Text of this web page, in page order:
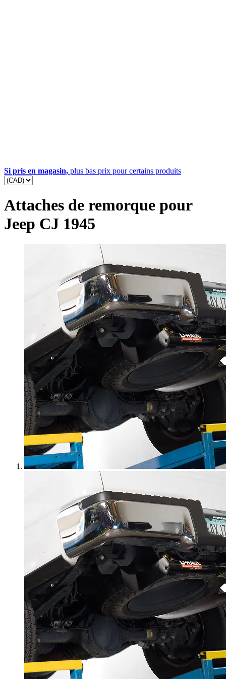
Si pris en magasin, plus bas prix pour certains produits
Attaches de remorque pour
Jeep CJ 1945